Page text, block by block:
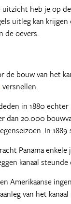
heb je op de
uitleg kan
de oevers.
de bouw van het
versnellen.
in 1880
dan 20.000
In 1889
Panama
kanaal steunde
Amerikaanse
van het